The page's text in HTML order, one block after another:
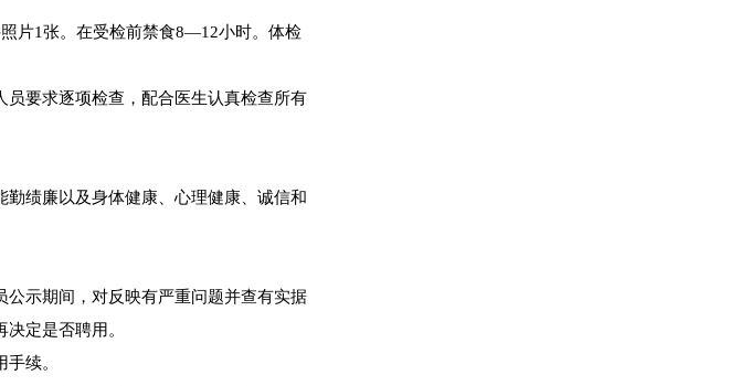
片1张。在受检前禁食8—12小时。体检
员要求逐项检查，配合医生认真检查所有
绩廉以及身体健康、心理健康、诚信和
示期间，对反映有严重问题并查有实据
定是否聘用。
续。